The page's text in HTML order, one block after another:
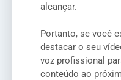
alcançar.
Portanto, se você
destacar o seu
voz profissional
conteúdo ao